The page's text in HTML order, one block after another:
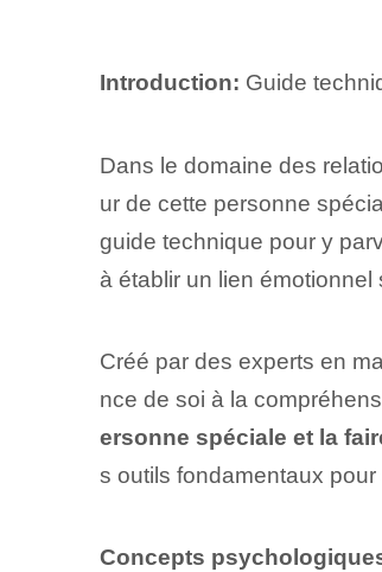
Introduction: Guide
Dans le domaine des
ur de cette personne
guide technique pour y
à établir un lien émotionnel
Créé par des experts en
nce de soi à la
ersonne spéciale et la
s outils fondamentaux
Concepts